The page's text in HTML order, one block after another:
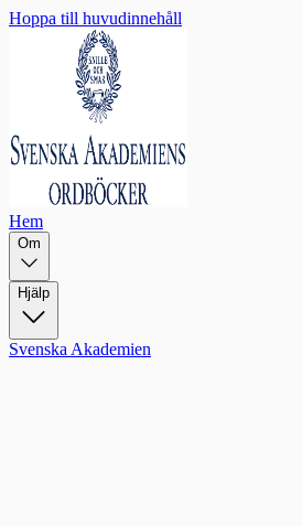
Hoppa till huvudinnehåll
Hem
Om
Hjälp
Svenska Akademien